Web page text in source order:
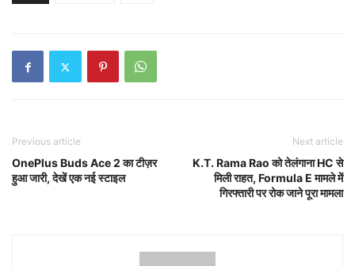
Previous article
OnePlus Buds Ace 2 का टीज़र
हुआ जारी, देखें एक नई स्टाइल
Next article
K.T. Rama Rao को तेलंगाना HC से
मिली राहत, Formula E मामले में
गिरफ्तारी पर रोक जाने पूरा मामला